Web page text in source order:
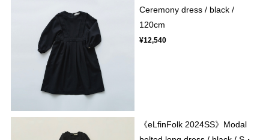
Ceremony dress / black /
120cm
¥12,540
《eLfinFolk 2024SS》Modal